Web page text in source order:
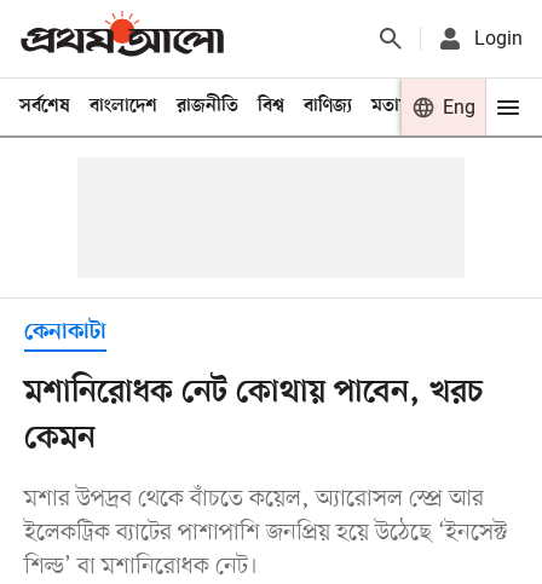
Login
সর্বশেষ বাংলাদেশ রাজনীতি বিশ্ব বাণিজ্য মতামত খেলা
Eng
কেনাকাটা
মশানিরোধক নেট কোথায় পাবেন, খরচ
কেমন
মশার উপদ্রব থেকে বাঁচতে কয়েল, অ্যারোসল স্প্রে আর
ইলেকট্রিক ব্যাটের পাশাপাশি জনপ্রিয় হয়ে উঠেছে ‘ইনসেক্ট
শিল্ড’ বা মশানিরোধক নেট।